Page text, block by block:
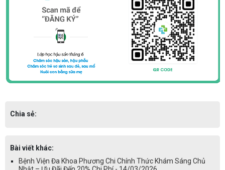
Chia sẻ:
Bài viết khác:
Bệnh Viện Đa Khoa Phương Chi Chính Thức Khám Sáng Chủ